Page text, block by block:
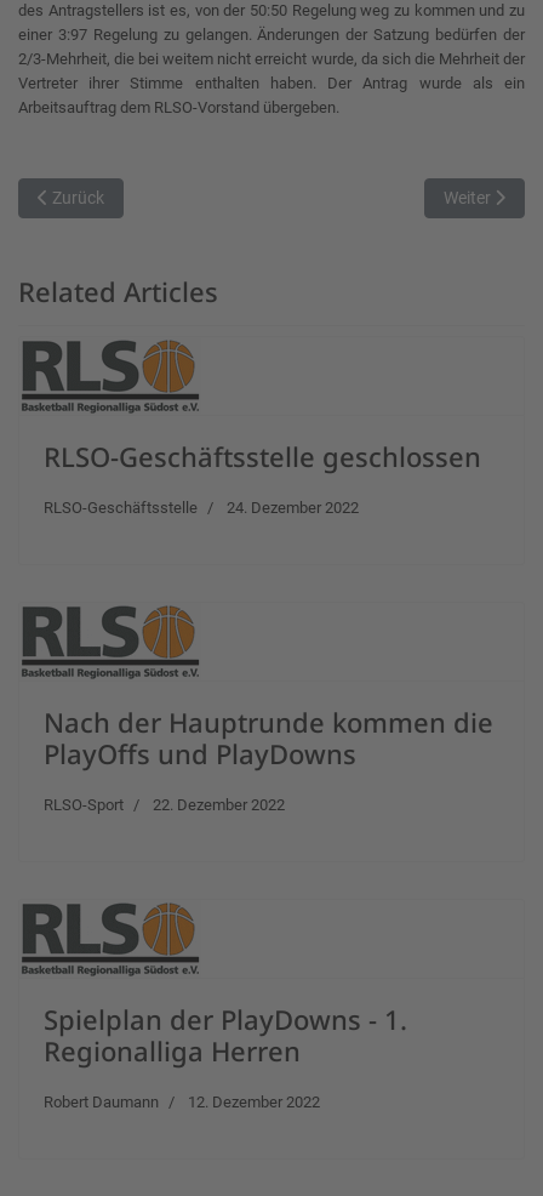
des Antragstellers ist es, von der 50:50 Regelung weg zu kommen und zu
einer 3:97 Regelung zu gelangen. Änderungen der Satzung bedürfen der
2/3-Mehrheit, die bei weitem nicht erreicht wurde, da sich die Mehrheit der
Vertreter ihrer Stimme enthalten haben. Der Antrag wurde als ein
Arbeitsauftrag dem RLSO-Vorstand übergeben.
Vorheriger Beitrag: Halbzeit der Saison 24/25
Zurück Nächster
Weiter
Related Articles
RLSO-Geschäftsstelle geschlossen
RLSO-Geschäftsstelle 24. Dezember 2022
Nach der Hauptrunde kommen die
PlayOffs und PlayDowns
RLSO-Sport 22. Dezember 2022
Spielplan der PlayDowns - 1.
Regionalliga Herren
Robert Daumann 12. Dezember 2022